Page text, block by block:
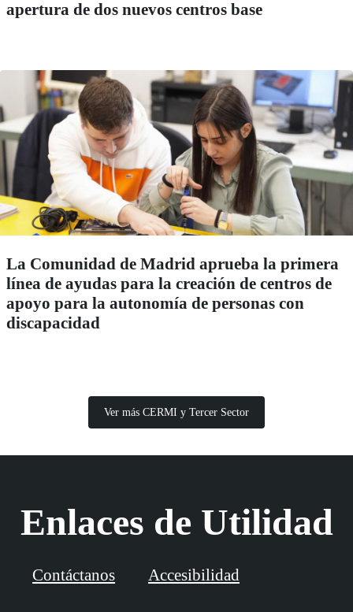
apertura de dos nuevos centros base
La Comunidad de Madrid aprueba la primera
línea de ayudas para la creación de centros de
apoyo para la autonomía de personas con
discapacidad
Ver más CERMI y Tercer Sector
Enlaces de Utilidad
Contáctanos Accesibilidad